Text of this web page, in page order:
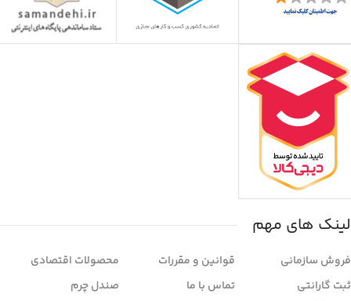
لینک های مهم
فروش سازمانی
ثبت گارانتی
قوانین و مقررات
تماس با ما
محصولات اقتصادی
صندل چرم